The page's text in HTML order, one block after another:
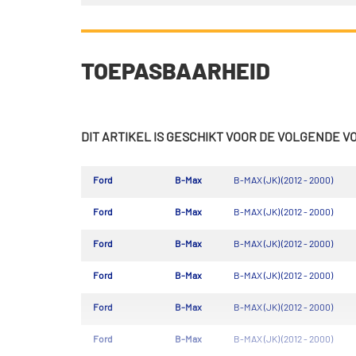
TOEPASBAARHEID
DIT ARTIKEL IS GESCHIKT VOOR DE VOLGENDE
Ford B-Max B-MAX (JK) (2012 - 2000)
Ford B-Max B-MAX (JK) (2012 - 2000)
Ford B-Max B-MAX (JK) (2012 - 2000)
Ford B-Max B-MAX (JK) (2012 - 2000)
Ford B-Max B-MAX (JK) (2012 - 2000)
Ford B-Max B-MAX (JK) (2012 - 2000)